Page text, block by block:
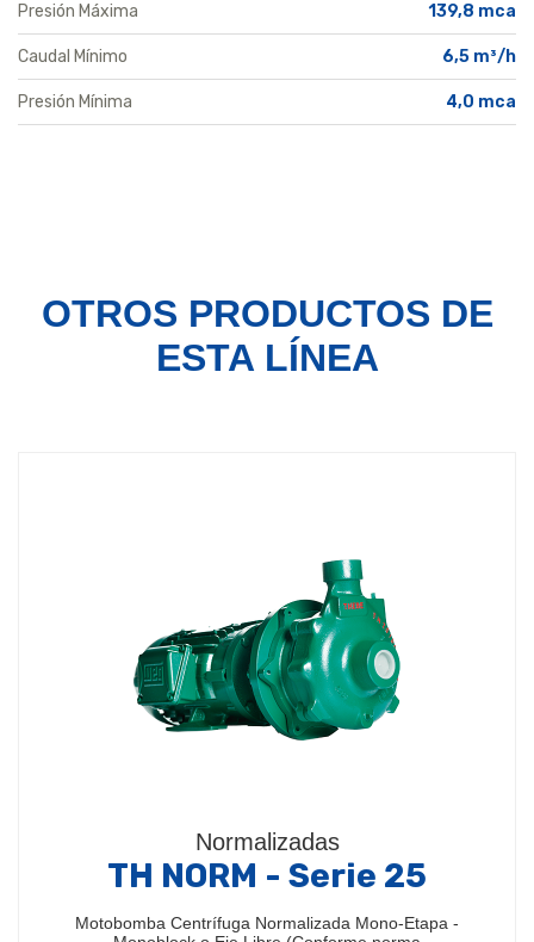
Presión Máxima 139,8 mca
Caudal Mínimo 6,5 m³/h
Presión Mínima 4,0 mca
OTROS PRODUCTOS DE
ESTA LÍNEA
Normalizadas
TH NORM - Serie 25
Motobomba Centrífuga Normalizada Mono-Etapa -